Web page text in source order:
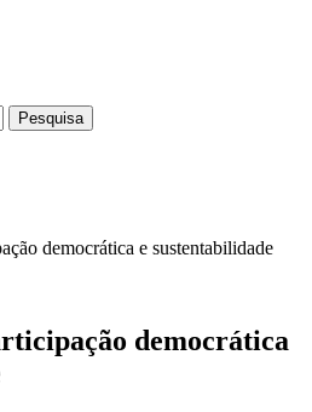
democrática e sustentabilidade
democrática